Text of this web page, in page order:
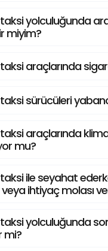
yolculuğunda
miyim?
araçlarında
sürücüleri
araçlarında
mu?
ile seyahat
ihtiyaç molası
yolculuğunda
mi?